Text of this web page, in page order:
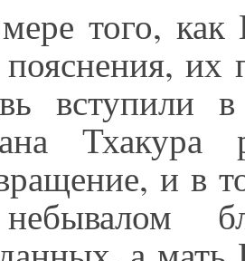
того, как
пояснения,
вступили
Тхакура
и в